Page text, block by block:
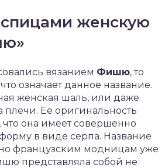
спицами женскую
вязанием Фишю, то
означает данное название.
женская шаль, или даже
плечи. Ее оригинальность
что она имеет совершенно
в виде серпа. Название
французским модницам уже
представляла собой не